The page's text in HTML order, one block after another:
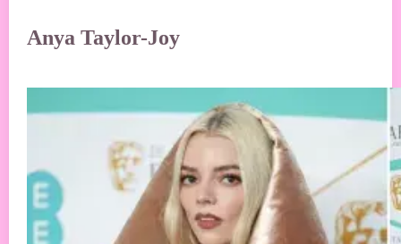
Anya Taylor-Joy